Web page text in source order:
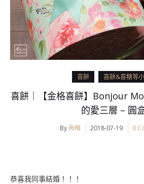
喜餅 喜餅&喜糖等
喜餅｜【金格喜餅】Bonjour
的愛三層 – 圓
By 烏梅 2018-07-19 0
恭喜我同事結婚！！！